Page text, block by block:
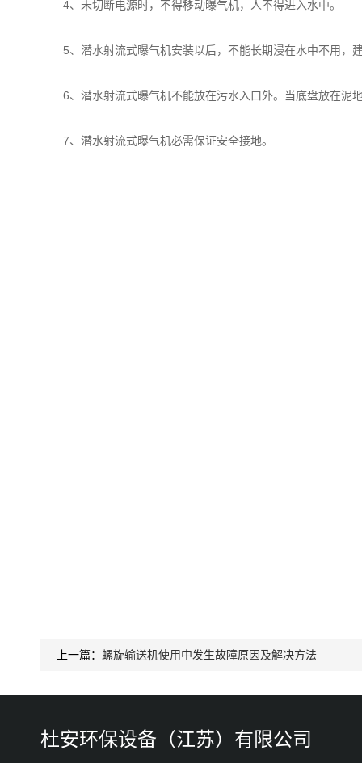
4、未切断电源时，不得移动曝气机，人不得进入水中。
5、潜水射流式曝气机安装以后，不能长期浸在水中不用，
6、潜水射流式曝气机不能放在污水入口外。当底盘放在泥
7、潜水射流式曝气机必需保证安全接地。
上一篇： 螺旋输送机使用中发生故障原因及解决方法
杜安环保设备（江苏）有限公司